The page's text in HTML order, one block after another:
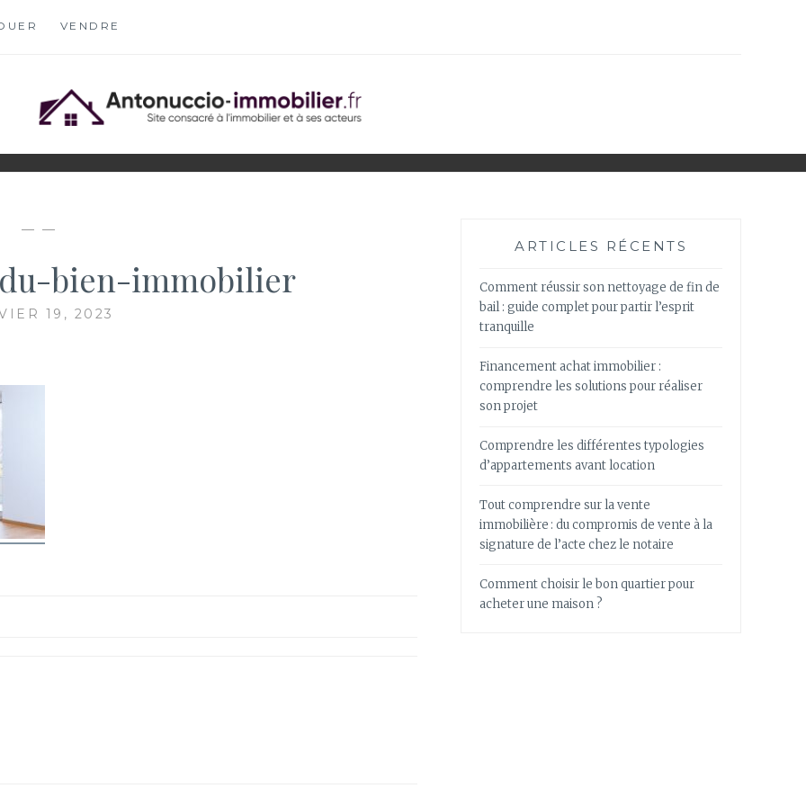
VENDRE
— —
bien-immobilier
19, 2023
ARTICLES RÉCENTS
Comment réussir son nettoyage de fin de
bail : guide complet pour partir l’esprit
tranquille
Financement achat immobilier :
comprendre les solutions pour réaliser
son projet
Comprendre les différentes typologies
d’appartements avant location
Tout comprendre sur la vente
immobilière : du compromis de vente à la
signature de l’acte chez le notaire
Comment choisir le bon quartier pour
acheter une maison ?